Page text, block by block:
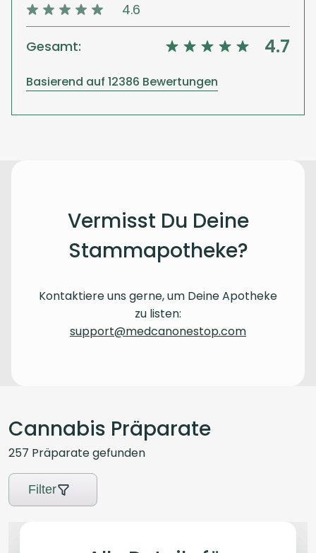
4.6
Gesamt: 4.7
Basierend auf 12386 Bewertungen
Vermisst Du Deine
Stammapotheke?
Kontaktiere uns gerne, um Deine Apotheke
zu listen:
support@medcanonestop.com
Cannabis Präparate
257 Präparategefunden
Filter